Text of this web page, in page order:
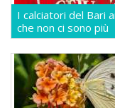
I calciatori del Bari
che non ci sono più